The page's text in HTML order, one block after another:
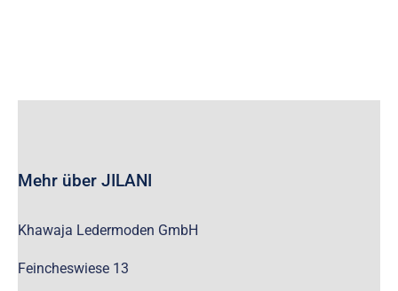
Mehr über JILANI
Khawaja Ledermoden GmbH
Feincheswiese 13